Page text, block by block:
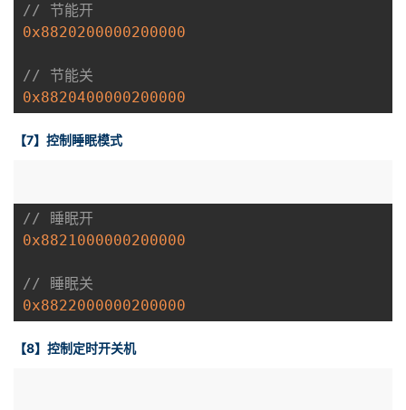
// 节能开
0x8820200000200000
// 节能关
0x8820400000200000
【7】控制睡眠模式
// 睡眠开
0x8821000000200000
// 睡眠关
0x8822000000200000
【8】控制定时开关机